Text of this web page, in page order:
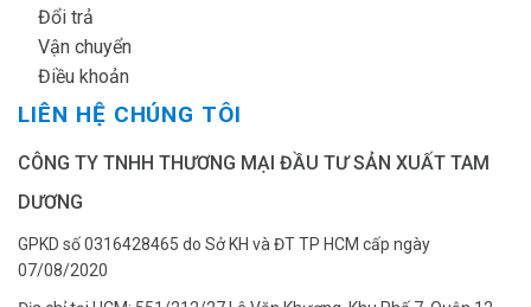
Đổi trả
Vận chuyển
Điều khoản
LIÊN HỆ CHÚNG TÔI
CÔNG TY TNHH THƯƠNG MẠI ĐẦU TƯ SẢN XUẤT TAM
DƯƠNG
GPKD số 0316428465 do Sở KH và ĐT TP HCM cấp ngày
07/08/2020